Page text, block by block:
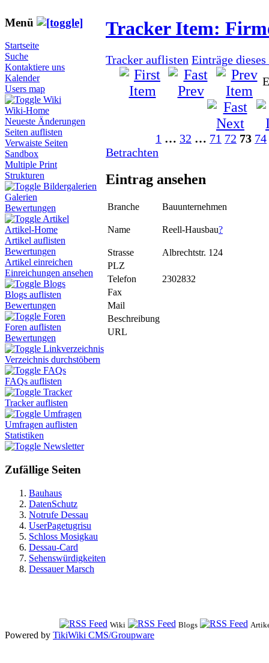
Menü
Startseite
Suche
Kontaktiere uns
Kalender
Users map
Wiki
Wiki-Home
Neueste Änderungen
Seiten auflisten
Verwaiste Seiten
Sandbox
Multiple Print
Strukturen
Bildergalerien
Galerien
Bewertungen
Artikel
Artikel-Home
Artikel auflisten
Bewertungen
Artikel einreichen
Einreichungen ansehen
Blogs
Blogs auflisten
Bewertungen
Foren
Foren auflisten
Bewertungen
Linkverzeichnis
Verzeichnis durchstöbern
FAQs
FAQs auflisten
Tracker
Tracker auflisten
Umfragen
Umfragen auflisten
Statistiken
Newsletter
Zufällige Seiten
Bauhaus
DatenSchutz
Notrufe Dessau
UserPagetugrisu
Schloss Mosigkau
Dessau-Card
Sehenswürdigkeiten
Dessauer Marsch
Tracker Item:
Tracker auflisten Einträge dieses
1 … 32 … 71 72 73 74
Betrachten
Eintrag ansehen
Branche Bauunternehmen
Name Reell-Hausbau?
Strasse
Albrechtstr. 124
PLZ
Telefon
2302832
Fax
Mail
Beschreibung
URL
Wiki Blogs
Powered by TikiWiki CMS/Groupware